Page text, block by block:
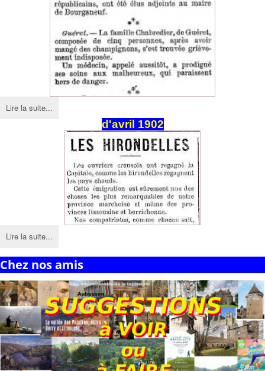
Lire la suite...
d'avril 1902
Lire la suite...
Chez nos amis